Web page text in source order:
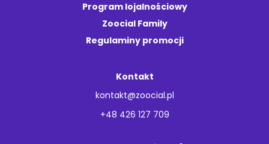
Program lojalnościowy
Zoocial Family
Regulaminy promocji
Kontakt
kontakt@zoocial.pl
+48 426 127 709